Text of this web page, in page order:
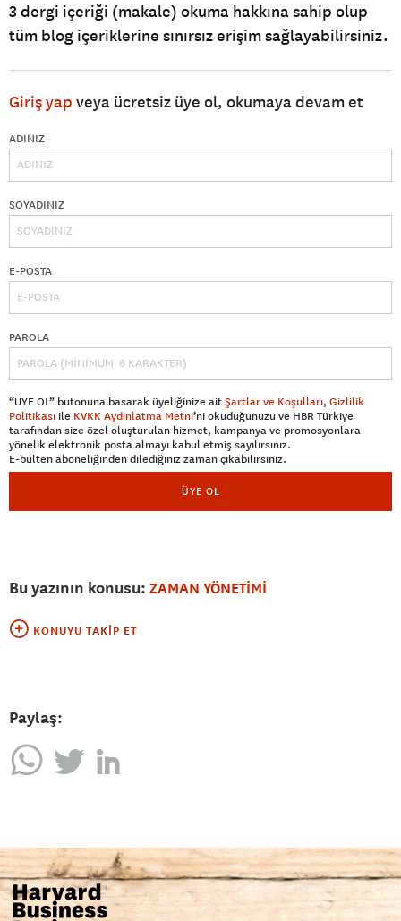
3 dergi içeriği (makale) okuma hakkına sahip olup
tüm blog içeriklerine sınırsız erişim sağlayabilirsiniz.
Giriş yap veya ücretsiz üye ol, okumaya devam et
ADINIZ
SOYADINIZ
E-POSTA
PAROLA
“ÜYE OL” butonuna basarak üyeliğinize aitŞartlar ve Koşulları, Gizlilik
Politikası ile KVKK Aydınlatma Metni’ni okuduğunuzu ve HBR Türkiye
tarafından size özel oluşturulan hizmet, kampanya ve promosyonlara
yönelik elektronik posta almayı kabul etmiş sayılırsınız.
E-bülten aboneliğinden dilediğiniz zaman çıkabilirsiniz.
ÜYE OL
Bu yazının konusu: ZAMAN YÖNETİMİ
KONUYU TAKIP ET
Paylaş: